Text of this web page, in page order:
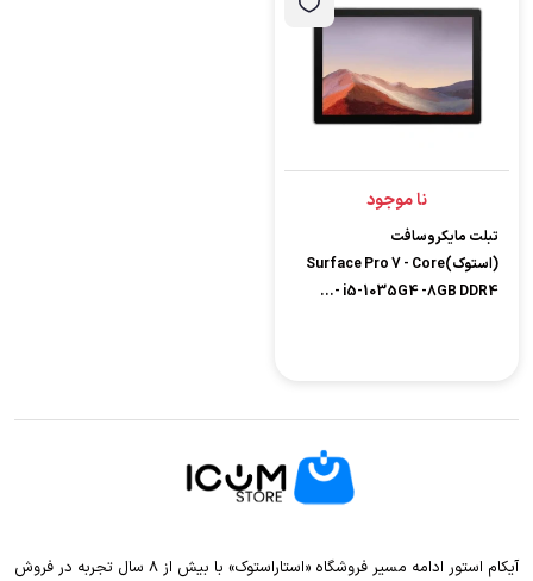
نا موجود
تبلت مایکروسافت
(استوک)Surface Pro 7 - Core
i5-1035G4 -8GB DDR4 -...
آیکام استور ادامه مسیر فروشگاه «استاراستوک» با بیش از ۸ سال تجربه در فروش